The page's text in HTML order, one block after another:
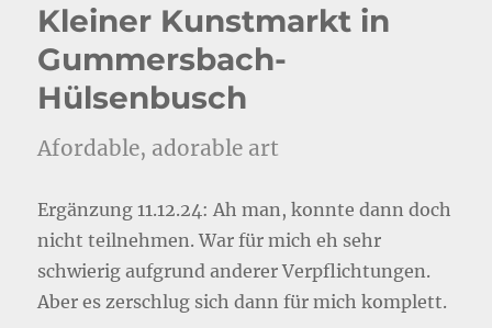
Kleiner Kunstmarkt in
Gummersbach-
Hülsenbusch
Afordable, adorable art
Ergänzung 11.12.24: Ah man, konnte dann doch
nicht teilnehmen. War für mich eh sehr
schwierig aufgrund anderer Verpflichtungen.
Aber es zerschlug sich dann für mich komplett.